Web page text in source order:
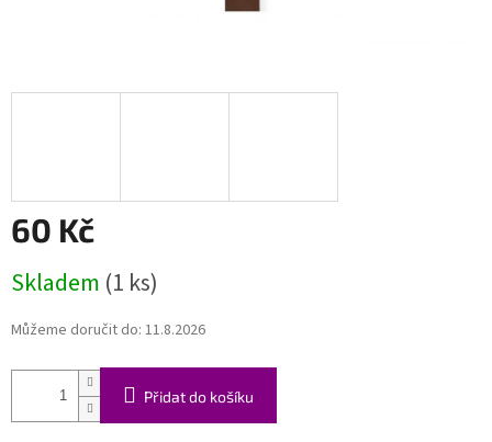
60 Kč
cena:
Skladem (1 ks)
Můžeme doručit do: 11.8.2026
Přidat do košíku